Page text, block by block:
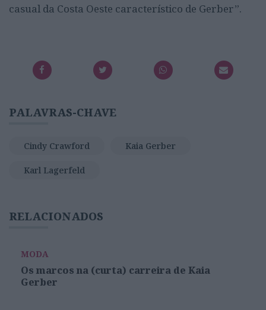
casual da Costa Oeste característico de Gerber”.
PALAVRAS-CHAVE
Cindy Crawford Kaia Gerber
Karl Lagerfeld
RELACIONADOS
MODA
Os marcos na (curta) carreira de Kaia
Gerber